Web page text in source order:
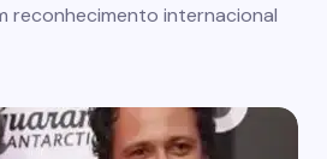
reconhecimento internacional